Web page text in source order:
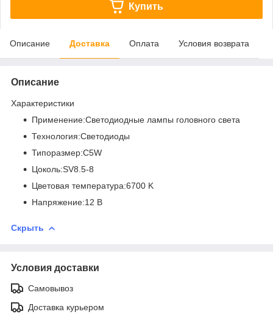
Купить
Описание Доставка Оплата Условия возврата
Описание
Характеристики
Применение:Светодиодные лампы головного света
Технология:Светодиоды
Типоразмер:C5W
Цоколь:SV8.5-8
Цветовая температура:6700 K
Напряжение:12 В
Скрыть
Условия доставки
Самовывоз
Доставка курьером